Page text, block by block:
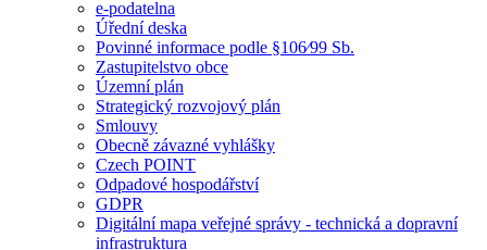
e-podatelna
Úřední deska
Povinné informace podle §106⁄99 Sb.
Zastupitelstvo obce
Územní plán
Strategický rozvojový plán
Smlouvy
Obecně závazné vyhlášky
Czech POINT
Odpadové hospodářství
GDPR
Digitální mapa veřejné správy - technická a dopravní
infrastruktura